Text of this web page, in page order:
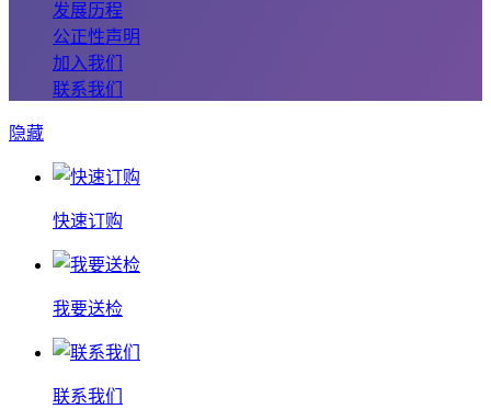
发展历程
公正性声明
加入我们
联系我们
隐藏
快速订购
我要送检
联系我们